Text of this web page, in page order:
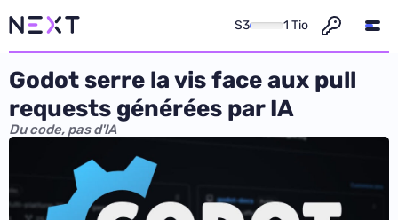
S3 1 Tio
Godot serre la vis face aux pull
requests générées par IA
Du code, pas d'IA